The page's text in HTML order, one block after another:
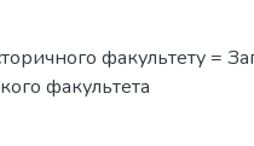
факультету =
факультета